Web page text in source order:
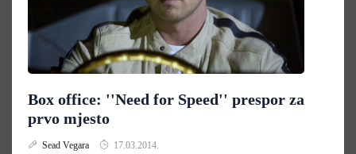
Box office: ''Need for Speed'' prespor za
prvo mjesto
Sead Vegara 17.03.2014.